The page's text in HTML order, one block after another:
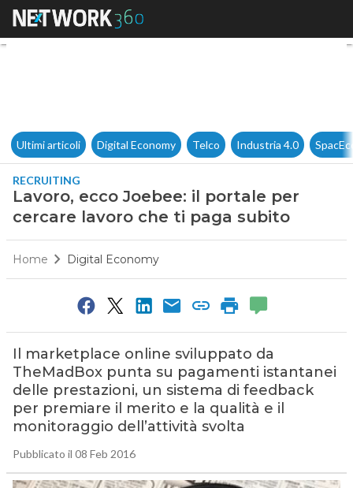
Lavoro, ecco Joebee: il
Ultimi articoli Digital Economy Telco Industria 4.0
RECRUITING
Lavoro, ecco Joebee: il portale per
cercare lavoro che ti paga subito
Home Digital Economy
Il marketplace online sviluppato da
TheMadBox punta su pagamenti istantanei
delle prestazioni, un sistema di feedback
per premiare il merito e la qualità e il
monitoraggio dell’attività svolta
Pubblicato il 08 Feb 2016